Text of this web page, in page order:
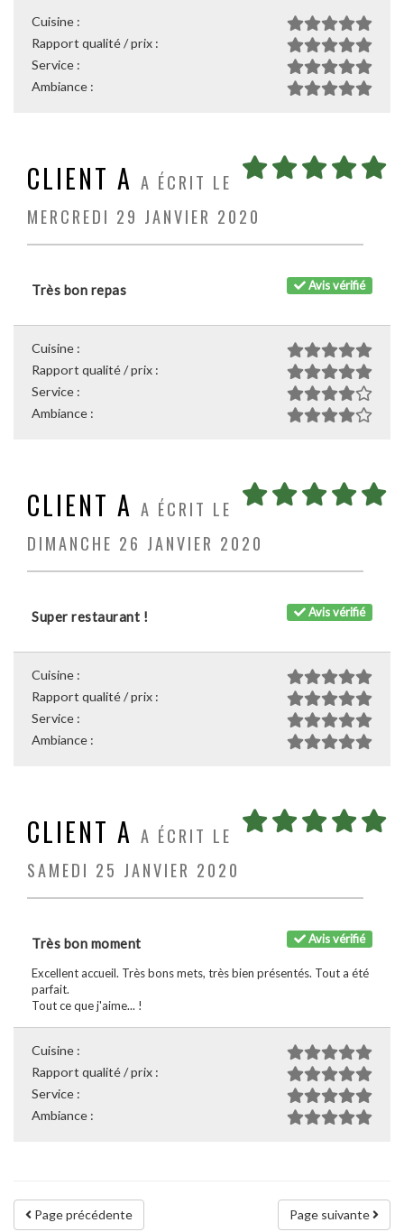
Cuisine :
Rapport qualité / prix :
Service :
Ambiance :
CLIENT A A ÉCRIT LE
MERCREDI 29 JANVIER 2020
Avis vérifié
Très bon repas
Cuisine :
Rapport qualité / prix :
Service :
Ambiance :
CLIENT A A ÉCRIT LE
DIMANCHE 26 JANVIER 2020
Avis vérifié
Super restaurant !
Cuisine :
Rapport qualité / prix :
Service :
Ambiance :
CLIENT A A ÉCRIT LE
SAMEDI 25 JANVIER 2020
Avis vérifié
Très bon moment
Excellent accueil. Très bons mets, très bien présentés. Tout a été
parfait.
Tout ce que j'aime... !
Cuisine :
Rapport qualité / prix :
Service :
Ambiance :
Page suivante
Page précédente